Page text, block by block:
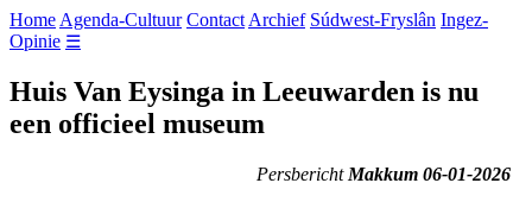
Home Agenda-Cultuur Contact Archief Súdwest-Fryslân Ingez-
Opinie ☰
Huis Van Eysinga in Leeuwarden is nu
een officieel museum
Persbericht Makkum 06-01-2026